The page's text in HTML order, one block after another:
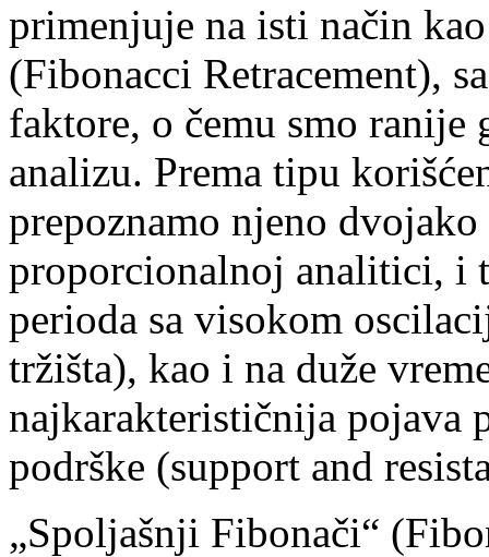
primenjuje na isti način
(Fibonacci Retracement),
faktore, o čemu smo
analizu. Prema tipu
prepoznamo njeno
proporcionalnoj analitici, i
perioda sa visokom
tržišta), kao i na duže
najkarakterističnija pojava
podrške (support and
„Spoljašnji Fibonači“